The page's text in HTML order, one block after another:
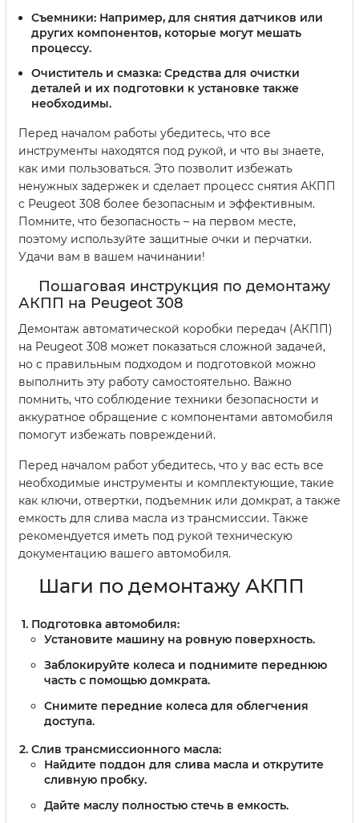
Съемники: Например, для снятия датчиков или
других компонентов, которые могут мешать
процессу.
Очиститель и смазка: Средства для очистки
деталей и их подготовки к установке также
необходимы.
Перед началом работы убедитесь, что все
инструменты находятся под рукой, и что вы знаете,
как ими пользоваться. Это позволит избежать
ненужных задержек и сделает процесс снятия АКПП
с Peugeot 308 более безопасным и эффективным.
Помните, что безопасность – на первом месте,
поэтому используйте защитные очки и перчатки.
Удачи вам в вашем начинании!
Пошаговая инструкция по демонтажу
АКПП на Peugeot 308
Демонтаж автоматической коробки передач (АКПП)
на Peugeot 308 может показаться сложной задачей,
но с правильным подходом и подготовкой можно
выполнить эту работу самостоятельно. Важно
помнить, что соблюдение техники безопасности и
аккуратное обращение с компонентами автомобиля
помогут избежать повреждений.
Перед началом работ убедитесь, что у вас есть все
необходимые инструменты и комплектующие, такие
как ключи, отвертки, подъемник или домкрат, а также
емкость для слива масла из трансмиссии. Также
рекомендуется иметь под рукой техническую
документацию вашего автомобиля.
Шаги по демонтажу АКПП
Подготовка автомобиля:
Установите машину на ровную поверхность.
Заблокируйте колеса и поднимите переднюю
часть с помощью домкрата.
Снимите передние колеса для облегчения
доступа.
Слив трансмиссионного масла:
Найдите поддон для слива масла и открутите
сливную пробку.
Дайте маслу полностью стечь в емкость.